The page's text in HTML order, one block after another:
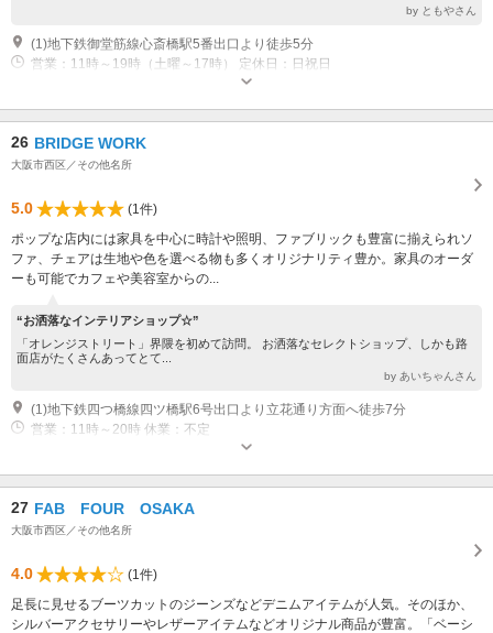
by ともやさん
(1)地下鉄御堂筋線心斎橋駅5番出口より徒歩5分
営業：11時～19時（土曜～17時） 定休日：日祝日
26 BRIDGE WORK
大阪市西区／その他名所
5.0
(1件)
ポップな店内には家具を中心に時計や照明、ファブリックも豊富に揃えられソ
ファ、チェアは生地や色を選べる物も多くオリジナリティ豊か。家具のオーダ
ーも可能でカフェや美容室からの...
“お洒落なインテリアショップ☆”
「オレンジストリート」界隈を初めて訪問。 お洒落なセレクトショップ、しかも路
面店がたくさんあってとて...
by あいちゃんさん
(1)地下鉄四つ橋線四ツ橋駅6号出口より立花通り方面へ徒歩7分
営業：11時～20時 休業：不定
27 FAB FOUR OSAKA
大阪市西区／その他名所
4.0
(1件)
足長に見せるブーツカットのジーンズなどデニムアイテムが人気。そのほか、
シルバーアクセサリーやレザーアイテムなどオリジナル商品が豊富。「ベーシ